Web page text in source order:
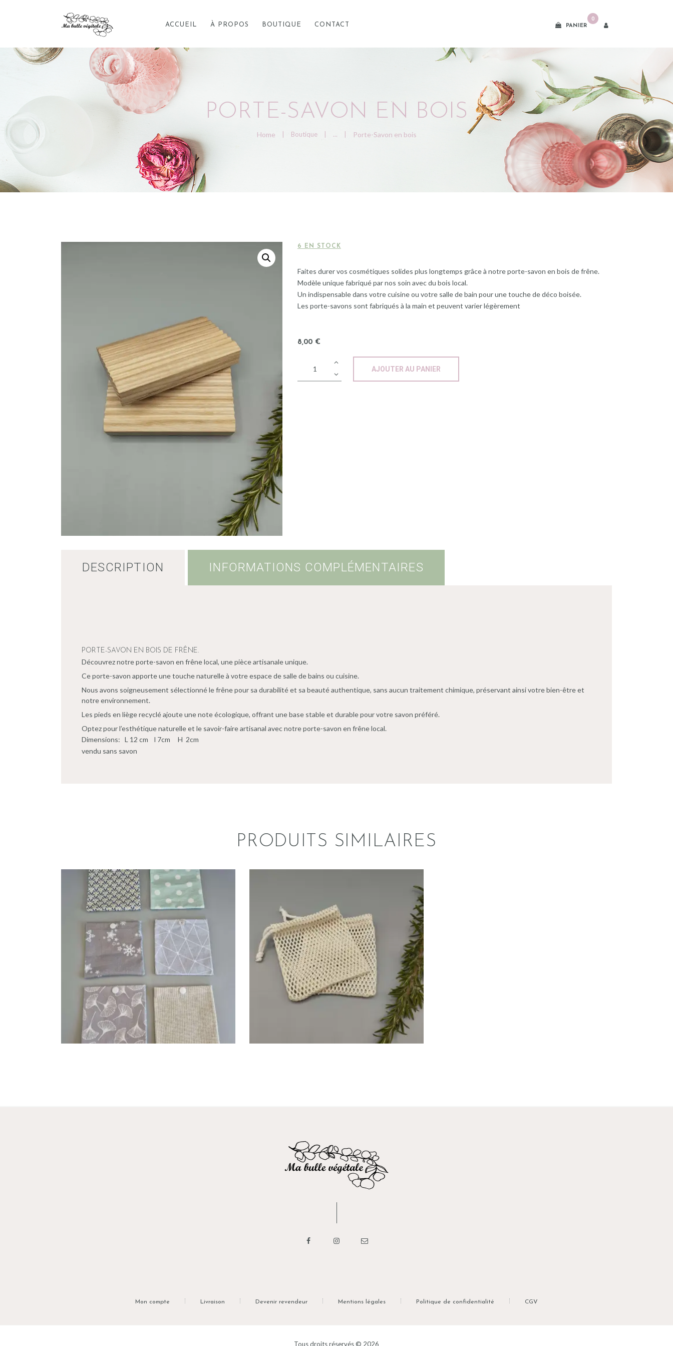
ACCUEIL À PROPOS BOUTIQUE CONTACT PANIER
0
PORTE-SAVON EN BOIS
Home Boutique ... Porte-Savon en bois
CONTACT
8,00 €
Faites durer vos cosmétiques solides plus longtemps grâce à notre porte-savon en bois de frêne.
Modèle unique fabriqué par nos soin avec du bois local.
Un indispensable dans votre cuisine ou votre salle de bain pour une touche de déco boisée.
Les porte-savons sont fabriqués à la main et peuvent varier légèrement
6 EN STOCK
AJOUTER AU PANIER
DESCRIPTION INFORMATIONS COMPLÉMENTAIRES
PORTE-SAVON EN BOIS DE FRÊNE.
Découvrez notre porte-savon en frêne local, une pièce artisanale unique.
Ce porte-savon apporte une touche naturelle à votre espace de salle de bains ou cuisine.
Nous avons soigneusement sélectionné le frêne pour sa durabilité et sa beauté authentique, sans aucun traitement chimique, préservant ainsi votre bien-être et
notre environnement.
Les pieds en liège recyclé ajoute une note écologique, offrant une base stable et durable pour votre savon préféré.
Optez pour l’esthétique naturelle et le savoir-faire artisanal avec notre porte-savon en frêne local.
Dimensions: L 12 cm l 7cm H 2cm
vendu sans savon
PRODUITS SIMILAIRES
POCHETTE DE TRANSPORT
Accessoire
4,00 €
AJOUTER AU PANIER
FILET À SAVON
Accessoire
5,00 €
AJOUTER AU PANIER
Mon compte Livraison Devenir revendeur Mentions légales Politique de confidentialité CGV
Tous droits réservés © 2026